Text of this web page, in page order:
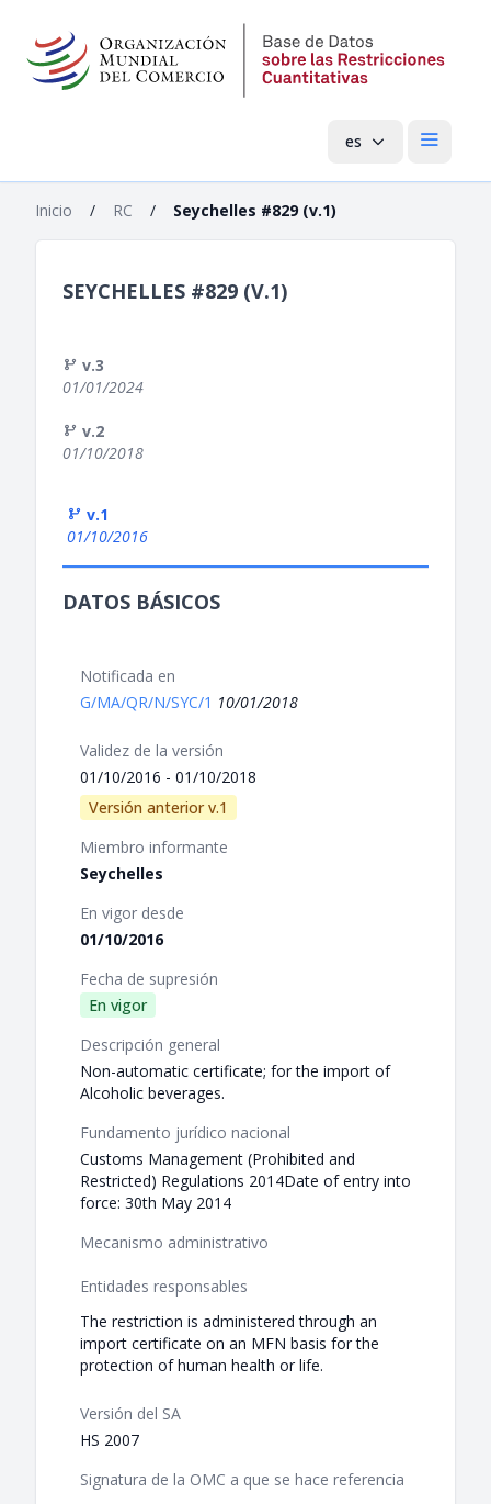
es Menú
Inicio / RC / Seychelles #829 (v.1)
SEYCHELLES #829 (V.1)
v.3
01/01/2024
v.2
01/10/2018
v.1
01/10/2016
DATOS BÁSICOS
Notificada en
G/MA/QR/N/SYC/1 10/01/2018
Validez de la versión
01/10/2016 - 01/10/2018
Versión anterior v.1
Miembro informante
Seychelles
En vigor desde
01/10/2016
Fecha de supresión
En vigor
Descripción general
Non-automatic certificate; for the import of
Alcoholic beverages.
Fundamento jurídico nacional
Customs Management (Prohibited and
Restricted) Regulations 2014Date of entry into
force: 30th May 2014
Mecanismo administrativo
Entidades responsables
The restriction is administered through an
import certificate on an MFN basis for the
protection of human health or life.
Versión del SA
HS 2007
Signatura de la OMC a que se hace referencia